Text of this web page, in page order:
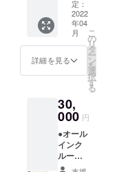
らを使った
料理などを
楽しんでい
ただく事
元のPRに
なっていけ
ればと思っ
ています。
よろしくお
メール
◆グラ
ンピン
グ場で
提供し
ている
群馬の
ブラン
谷のま
る豚) 1
キログ
ラムを
郵送し
ます。
画像は
定：
2022
年04
月
詳細を見る
こ
の
リ
タ
ー
ン
を
選
択
す
る
30,
000 円
●オール
インク
ルーシ
ブ付き